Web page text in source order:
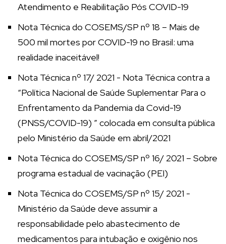
Atendimento e Reabilitação Pós COVID-19
Nota Técnica do COSEMS/SP nº 18 – Mais de
500 mil mortes por COVID-19 no Brasil: uma
realidade inaceitável!
Nota Técnica nº 17/ 2021 - Nota Técnica contra a
“Política Nacional de Saúde Suplementar Para o
Enfrentamento da Pandemia da Covid-19
(PNSS/COVID-19) ” colocada em consulta pública
pelo Ministério da Saúde em abril/2021
Nota Técnica do COSEMS/SP nº 16/ 2021 – Sobre
programa estadual de vacinação (PEI)
Nota Técnica do COSEMS/SP nº 15/ 2021 -
Ministério da Saúde deve assumir a
responsabilidade pelo abastecimento de
medicamentos para intubação e oxigênio nos